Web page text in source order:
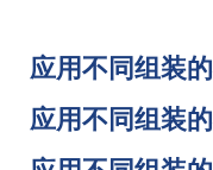
应用不同组装
应用不同组装